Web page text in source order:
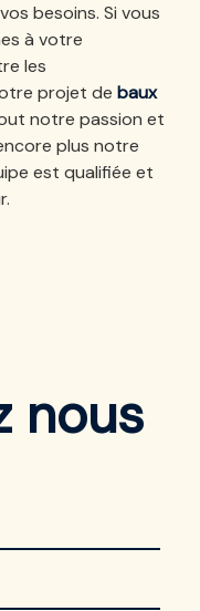
besoins. Si vous
à votre
les
projet de baux
notre passion et
plus notre
est qualifiée et
nous